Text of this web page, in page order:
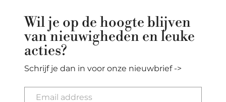
Wil je op de hoogte blijven
van nieuwigheden en leuke
acties?
Schrijf je dan in voor onze nieuwbrief ->